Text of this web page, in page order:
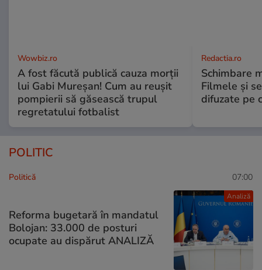
Wowbiz.ro
A fost făcută publică cauza morții
lui Gabi Mureșan! Cum au reușit
pompierii să găsească trupul
regretatului fotbalist
Redactia.ro
Schimbare
Filmele și
difuzate pe
POLITIC
Analiză
Politică 07:00
Reforma bugetară în mandatul
Bolojan: 33.000 de posturi
ocupate au dispărut ANALIZĂ